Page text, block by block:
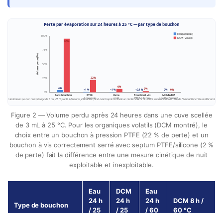
Perte par évaporation sur 24 heures à 25 °C — par type de bouchon
Eau (aqueux)
DCM (volatil)
0%
25%
50%
75%
100%
Volume perdu (%)
Sans bouchon
4%
95%
PTFE
à pression
<1 %
22%
Verre
rodé
<1 %
6%
Bouchon à vis
PTFE/silicone
<0,1 % 2%
Molded 83
scellée (fondue)
0% 0%
Valeurs indicatives pour un remplissage de 3 mL, 25 °C, scellé 24 heures, échantillon pesé avant/après. Les valeurs réelles varient de ±30 % selon l’espace de tête de l’échantillon et l’humidité ambiante.
Figure 2 — Volume perdu après 24 heures dans une cuve scellée
de 3 mL à 25 °C. Pour les organiques volatils (DCM montré), le
choix entre un bouchon à pression PTFE (22 % de perte) et un
bouchon à vis correctement serré avec septum PTFE/silicone (2 %
de perte) fait la différence entre une mesure cinétique de nuit
exploitable et inexploitable.
Type de bouchon
Eau
24 h
/ 25
DCM
24 h
/ 25
Eau
24 h
/ 60
DCM 8 h /
60 °C